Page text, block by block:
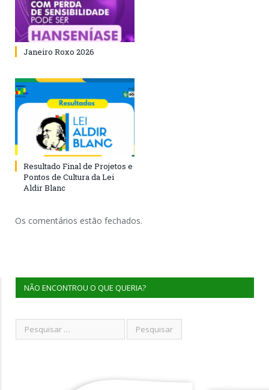
Janeiro Roxo 2026
Resultado Final de Projetos e
Pontos de Cultura da Lei
Aldir Blanc
Os comentários estão fechados.
NÃO ENCONTROU O QUE QUERIA?